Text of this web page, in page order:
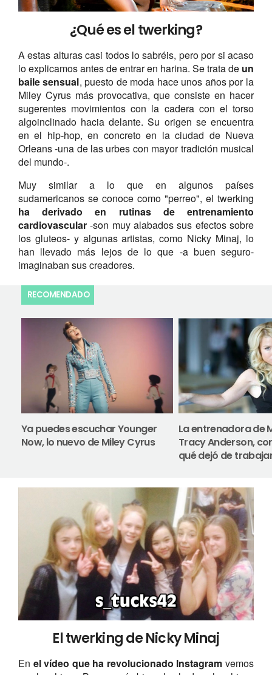
¿Qué es el twerking?
A estas alturas casi todos lo sabréis, pero por si acaso
lo explicamos antes de entrar en harina. Se trata de un
baile sensual, puesto de moda hace unos años por la
Miley Cyrus más provocativa, que consiste en hacer
sugerentes movimientos con la cadera con el torso
algoinclinado hacia delante. Su origen se encuentra
en el hip-hop, en concreto en la ciudad de Nueva
Orleans -una de las urbes con mayor tradición musical
del mundo-.
Muy similar a lo que en algunos países
sudamericanos se conoce como "perreo", el twerking
ha derivado en rutinas de entrenamiento
cardiovascular-son muy alabados sus efectos sobre
los gluteos- y algunas artistas, como Nicky Minaj, lo
han llevado más lejos de lo que -a buen seguro-
imaginaban sus creadores.
RECOMENDADO
Ya puedes escuchar Younger
Now, lo nuevo de Miley Cyrus
La entrenadora de
Tracy Anderson,
qué dejó de
El twerking de Nicky Minaj
En el vídeo que ha revolucionado Instagram vemos